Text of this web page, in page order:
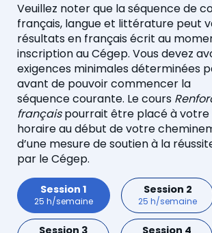
Veuillez noter que laséquence de
français, langue et littérature peut
résultats en français écrit au
inscription au Cégep. Vous devez
exigences minimales déterminées
avant de pouvoir commencer la
séquencecourante. Le cours
français pourrait être placé à votre
horaireaudébut devotre
d’une mesure de soutien à la
par le Cégep.
Session 1
25 h/semaine
Session 2
25 h/semaine